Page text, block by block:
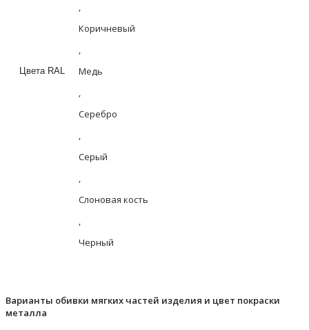
Цвета RAL
,
Коричневый
,
Медь
,
Серебро
,
Серый
,
Слоновая кость
,
Черный
Варианты обивки мягких частей изделия и цвет покраски
металла